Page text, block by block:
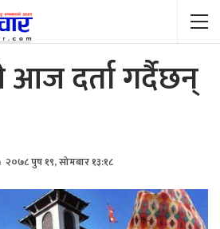
आज दर्ता गर्दैछन्
२०७८ पुष १९, सोमबार १३:१८